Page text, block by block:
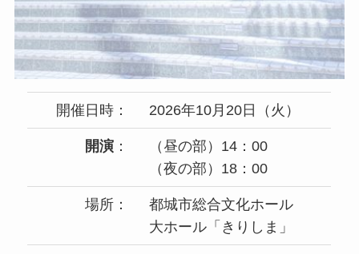
開催日時： 2026年10月20日（火）
開演：
（昼の部）14：00
（夜の部）18：00
場所：
都城市総合文化ホール
大ホール「きりしま」